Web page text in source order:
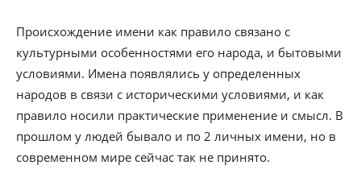
Происхождение имени как правило связано с
культурными особенностями его народа, и бытовыми
условиями. Имена появлялись у определенных
народов в связи с историческими условиями, и как
правило носили практические применение и смысл. В
прошлом у людей бывало и по 2 личных имени, но в
современном мире сейчас так не принято.